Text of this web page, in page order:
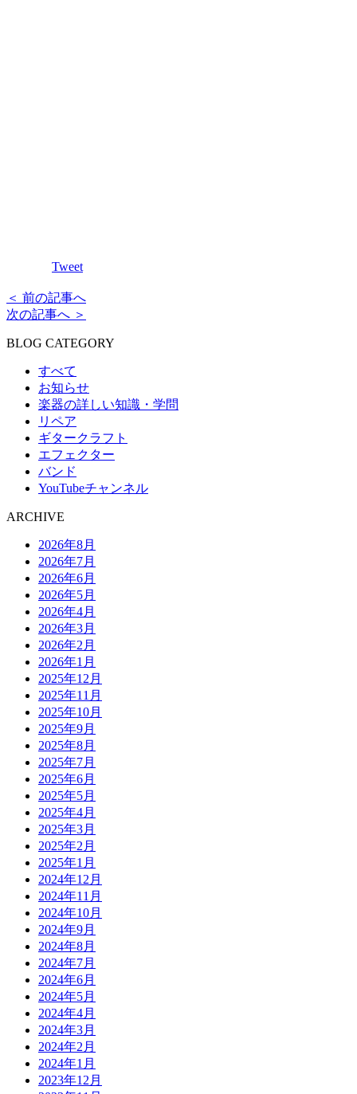
Tweet
＜ 前の記事へ
次の記事へ ＞
BLOG CATEGORY
すべて
お知らせ
楽器の詳しい知識・学問
リペア
ギタークラフト
エフェクター
バンド
YouTubeチャンネル
ARCHIVE
2026年8月
2026年7月
2026年6月
2026年5月
2026年4月
2026年3月
2026年2月
2026年1月
2025年12月
2025年11月
2025年10月
2025年9月
2025年8月
2025年7月
2025年6月
2025年5月
2025年4月
2025年3月
2025年2月
2025年1月
2024年12月
2024年11月
2024年10月
2024年9月
2024年8月
2024年7月
2024年6月
2024年5月
2024年4月
2024年3月
2024年2月
2024年1月
2023年12月